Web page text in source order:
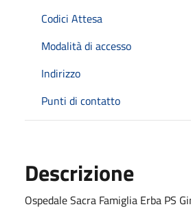
Codici Attesa
Modalità di accesso
Indirizzo
Punti di contatto
Descrizione
Ospedale Sacra Famiglia Erba PS